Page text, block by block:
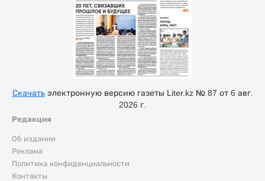
Редакция
Об издании
Реклама
Политика конфиденциальности
Контакты
Скачатьэлектронную версию газеты Liter.kz № 87 от 6 авг.
2026 г.